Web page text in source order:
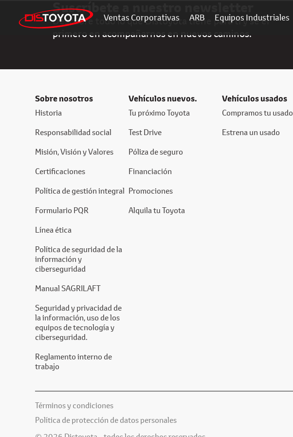
Ventas Corporativas ARB Equipos Industriales
Suscríbete a nuestro newsletter
Descubre todo lo que Distoyota tiene para ti y sé el
primero en acompañarnos en nuevos caminos.
Sobre nosotros
Historia
Responsabilidad social
Misión, Visión y Valores
Certificaciones
Política de gestión integral
Formulario PQR
Línea ética
Política de seguridad de la
información y
ciberseguridad
Manual SAGRILAFT
Seguridad y privacidad de
la información, uso de los
equipos de tecnología y
ciberseguridad.
Reglamento interno de
trabajo
Vehículos nuevos.
Tu próximo Toyota
Test Drive
Póliza de seguro
Financiación
Promociones
Alquila tu Toyota
Vehículos usados
Compramos tu usado
Estrena un usado
Términos y condiciones
Política de protección de datos personales